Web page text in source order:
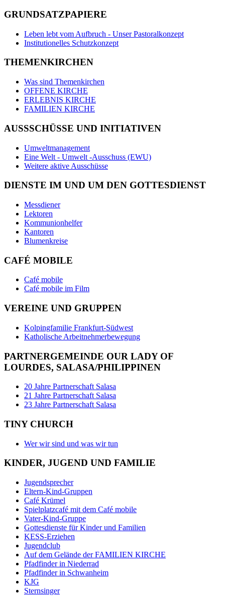
GRUNDSATZPAPIERE
Leben lebt vom Aufbruch - Unser Pastoralkonzept
Institutionelles Schutzkonzept
THEMENKIRCHEN
Was sind Themenkirchen
OFFENE KIRCHE
ERLEBNIS KIRCHE
FAMILIEN KIRCHE
AUSSSCHÜSSE UND INITIATIVEN
Umweltmanagement
Eine Welt - Umwelt -Ausschuss (EWU)
Weitere aktive Ausschüsse
DIENSTE IM UND UM DEN GOTTESDIENST
Messdiener
Lektoren
Kommunionhelfer
Kantoren
Blumenkreise
CAFÉ MOBILE
Café mobile
Café mobile im Film
VEREINE UND GRUPPEN
Kolpingfamilie Frankfurt-Südwest
Katholische Arbeitnehmerbewegung
PARTNERGEMEINDE OUR LADY OF
LOURDES, SALASA/PHILIPPINEN
20 Jahre Partnerschaft Salasa
21 Jahre Partnerschaft Salasa
23 Jahre Partnerschaft Salasa
TINY CHURCH
Wer wir sind und was wir tun
KINDER, JUGEND UND FAMILIE
Jugendsprecher
Eltern-Kind-Gruppen
Café Krümel
Spielplatzcafé mit dem Café mobile
Vater-Kind-Gruppe
Gottesdienste für Kinder und Familien
KESS-Erziehen
Jugendclub
Auf dem Gelände der FAMILIEN KIRCHE
Pfadfinder in Niederrad
Pfadfinder in Schwanheim
KJG
Sternsinger